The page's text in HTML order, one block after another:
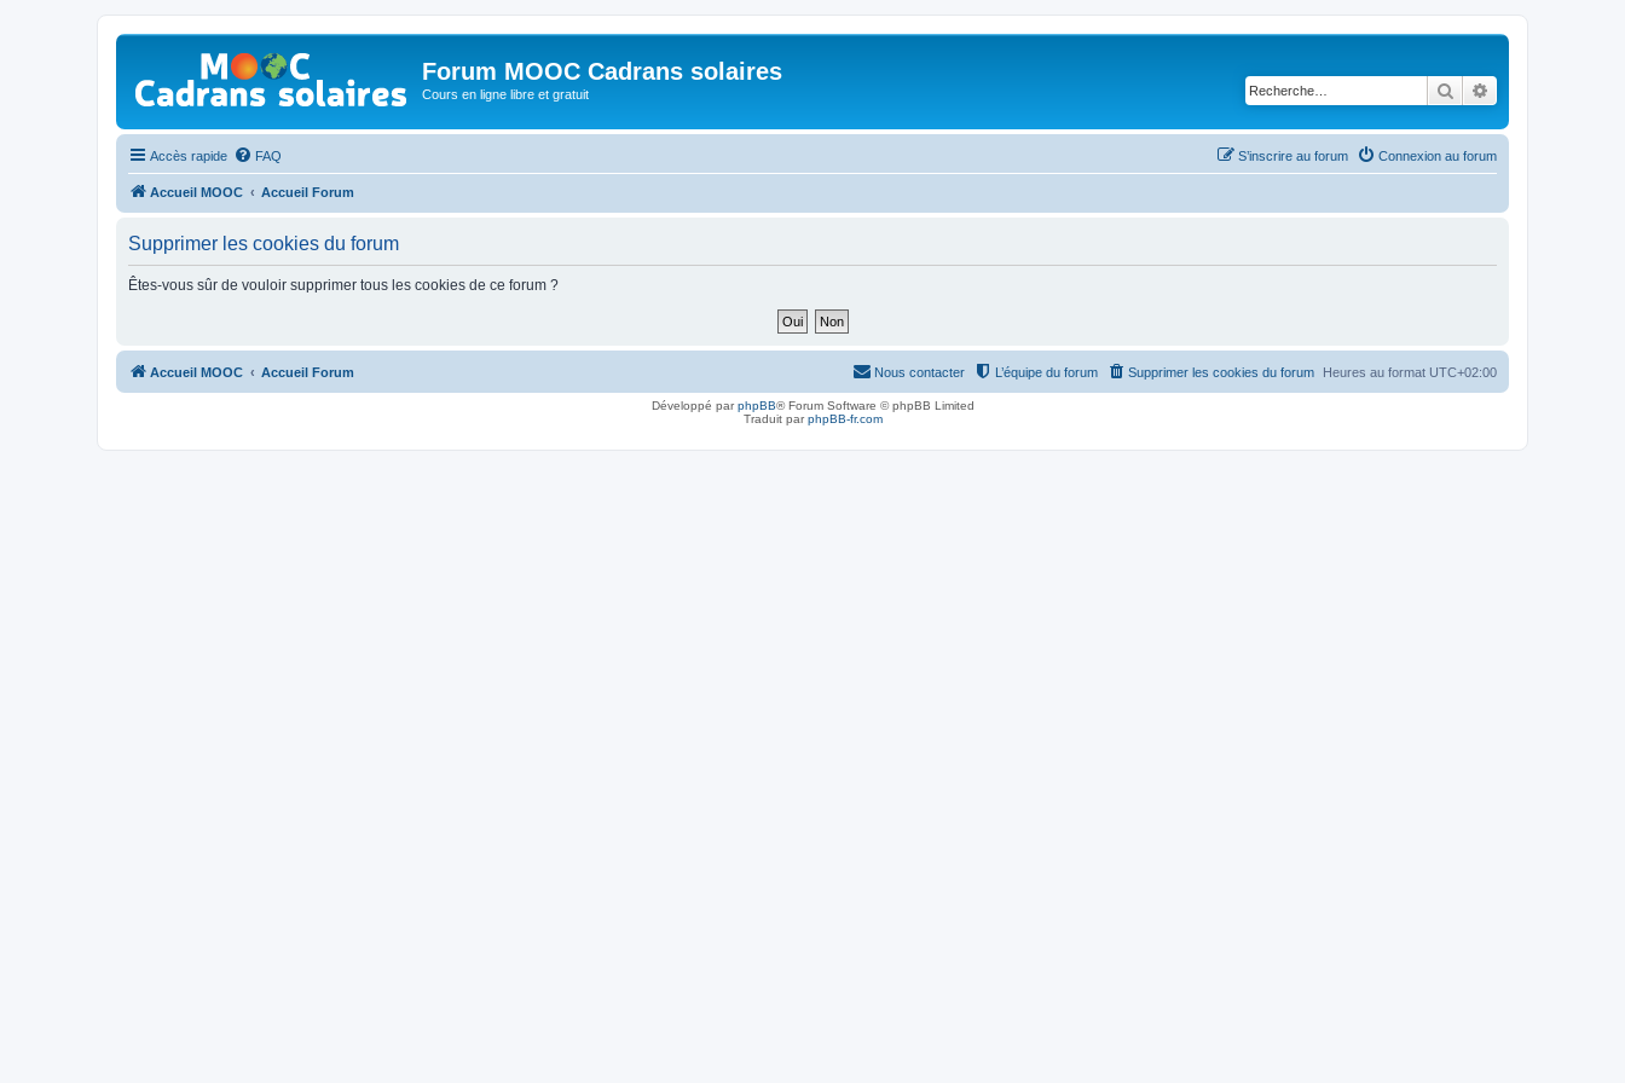
Forum MOOC Cadrans solaires
Cours en ligne libre et gratuit Rechercher
Accès rapide FAQ Connexion au forum
S’inscrire au forum
Accueil MOOC Accueil Forum
Supprimer les cookies du forum
Êtes-vous sûr de vouloir supprimer tous les cookies de ce forum ?
Accueil MOOC Accueil Forum Heures au format UTC+02:00
Supprimer les cookies du forum
L’équipe du forum
Nous contacter
Développé parphpBB® Forum Software © phpBB Limited
Traduit parphpBB-fr.com